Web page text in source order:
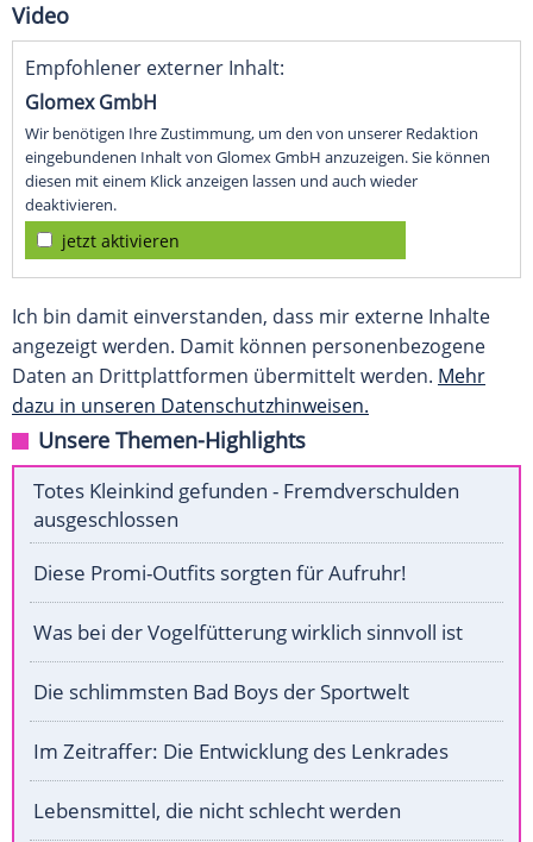
Video
Empfohlener externer Inhalt:
Glomex GmbH
Wir benötigen Ihre Zustimmung, um den von unserer Redaktion
eingebundenen Inhalt von Glomex GmbH anzuzeigen. Sie können
diesen mit einem Klick anzeigen lassen und auch wieder
deaktivieren.
jetzt aktivieren
Ich bin damit einverstanden, dass mir externe Inhalte
angezeigt werden. Damit können personenbezogene
Daten an Drittplattformen übermittelt werden. Mehr
dazu in unseren Datenschutzhinweisen.
Unsere Themen-Highlights
Totes Kleinkind gefunden - Fremdverschulden
ausgeschlossen
Diese Promi-Outfits sorgten für Aufruhr!
Was bei der Vogelfütterung wirklich sinnvoll ist
Die schlimmsten Bad Boys der Sportwelt
Im Zeitraffer: Die Entwicklung des Lenkrades
Lebensmittel, die nicht schlecht werden